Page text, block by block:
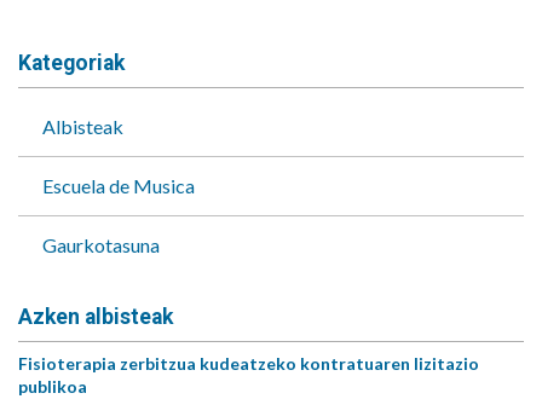
Kategoriak
Albisteak
Escuela de Musica
Gaurkotasuna
Azken albisteak
Fisioterapia zerbitzua kudeatzeko kontratuaren lizitazio
publikoa